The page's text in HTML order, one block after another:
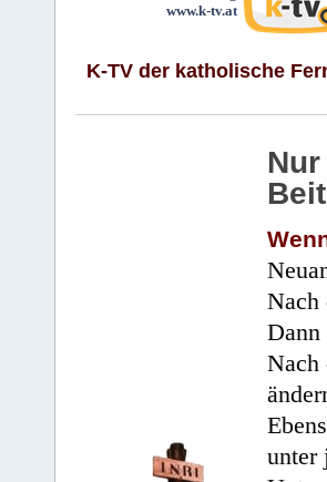
www.k-tv.at
K-TV der katholische
Nach
Dann
Nach
unter